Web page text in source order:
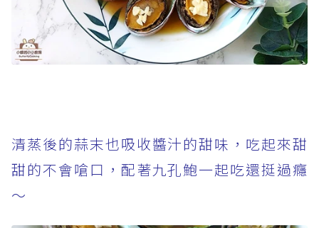
清蒸後的蒜末也吸收醬汁的甜味，吃起來甜
甜的不會嗆口，配著九孔鮑一起吃還挺過癮
～